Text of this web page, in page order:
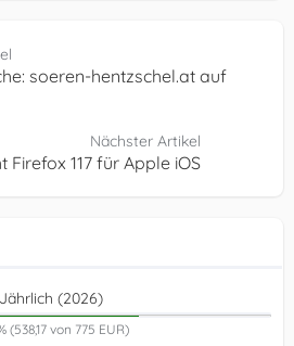
soeren-hentzschel.at auf
Nächster Artikel
117 für Apple iOS
Jährlich (2026)
(538,17 von 775 EUR)